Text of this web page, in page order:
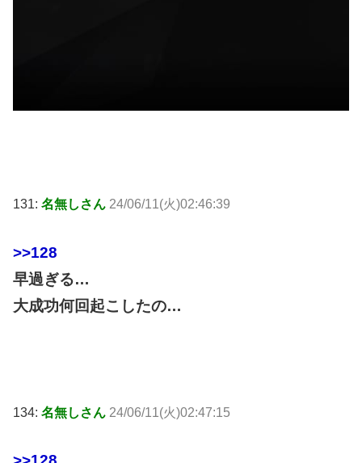
131: 名無しさん 24/06/11(火)02:46:39
>>128
早過ぎる…
大成功何回起こしたの…
134: 名無しさん 24/06/11(火)02:47:15